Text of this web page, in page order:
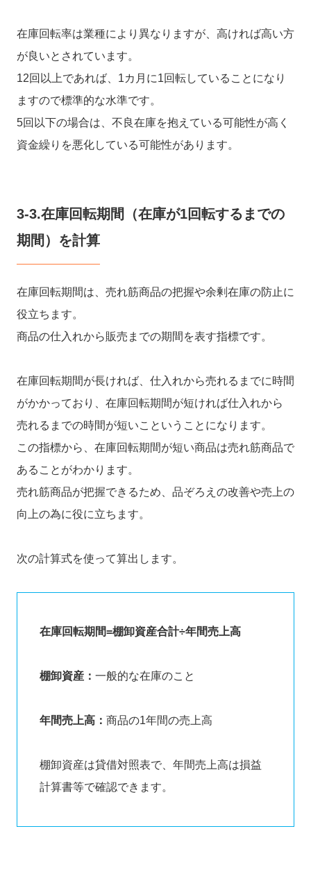
在庫回転率は業種により異なりますが、高ければ高い方
が良いとされています。
12回以上であれば、1カ月に1回転していることになり
ますので標準的な水準です。
5回以下の場合は、不良在庫を抱えている可能性が高く
資金繰りを悪化している可能性があります。
3-3.在庫回転期間（在庫が1回転するまでの
期間）を計算
在庫回転期間は、売れ筋商品の把握や余剰在庫の防止に
役立ちます。
商品の仕入れから販売までの期間を表す指標です。
在庫回転期間が長ければ、仕入れから売れるまでに時間
がかかっており、在庫回転期間が短ければ仕入れから
売れるまでの時間が短いこということになります。
この指標から、在庫回転期間が短い商品は売れ筋商品で
あることがわかります。
売れ筋商品が把握できるため、品ぞろえの改善や売上の
向上の為に役に立ちます。
次の計算式を使って算出します。
在庫回転期間=棚卸資産合計÷年間売上高
棚卸資産： 一般的な在庫のこと
年間売上高： 商品の1年間の売上高
棚卸資産は貸借対照表で、年間売上高は損益
計算書等で確認できます。